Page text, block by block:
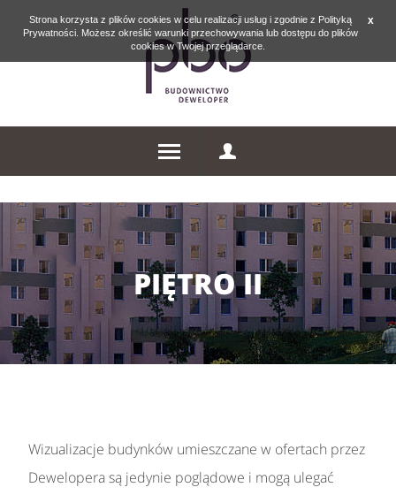
x
Strona korzysta z plików cookies w celu realizacji usług i zgodnie z Polityką
Prywatności. Możesz określić warunki przechowywania lub dostępu do plików
cookies w Twojej przeglądarce.
PIĘTRO II
Wizualizacje budynków umieszczane w ofertach przez
Dewelopera są jedynie poglądowe i mogą ulegać